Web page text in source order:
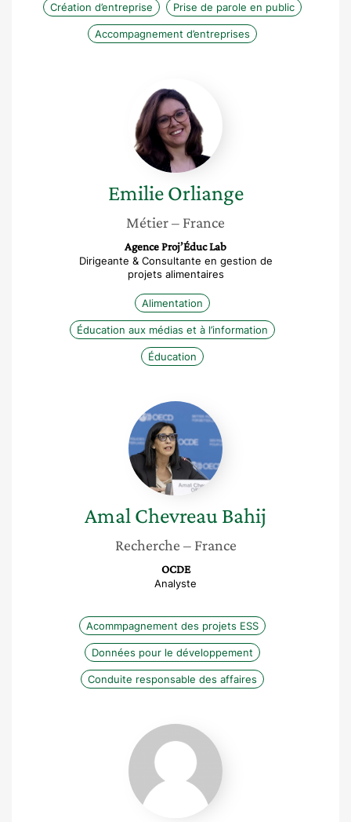
Création d’entreprise Prise de parole en public
Accompagnement d’entreprises
Emilie
Orliange
Emilie Orliange
Métier– France
Agence Proj’Éduc Lab
Dirigeante & Consultante en gestion de
projets alimentaires
Alimentation
Éducation aux médias et à l’information
Éducation
Amal
Chevreau
Bahij
Amal Chevreau Bahij
Recherche – France
OCDE
Analyste
Acommpagnement des projets ESS
Données pour le développement
Conduite responsable des affaires
Alice
Hernot